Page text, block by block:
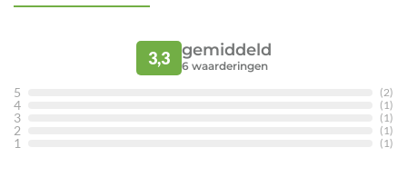
3,3 gemiddeld
6waarderingen
5 (2)
4 (1)
3 (1)
2 (1)
1 (1)